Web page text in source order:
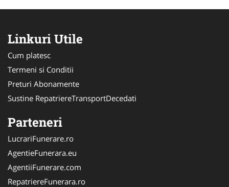
Linkuri Utile
Cum platesc
Termeni si Conditii
Preturi Abonamente
Sustine RepatriereTransportDecedati
Parteneri
LucrariFunerare.ro
AgentieFunerara.eu
AgentiiFunerare.com
RepatriereFunerara.ro